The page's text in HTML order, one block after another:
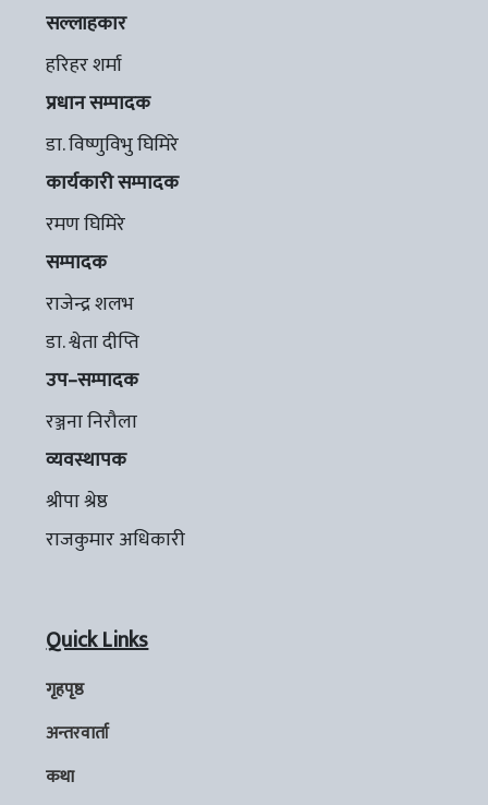
सल्लाहकार
हरिहर शर्मा
प्रधान सम्पादक
डा. विष्णुविभु घिमिरे
कार्यकारी सम्पादक
रमण घिमिरे
सम्पादक
राजेन्द्र शलभ
डा. श्वेता दीप्ति
उप–सम्पादक
रञ्जना निरौला
व्यवस्थापक
श्रीपा श्रेष्ठ
राजकुमार अधिकारी
Quick Links
गृहपृष्ठ
अन्तरवार्ता
कथा